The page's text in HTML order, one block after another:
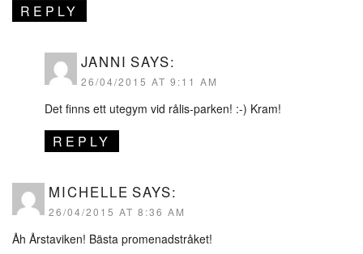
REPLY
JANNI SAYS:
26/04/2015 AT 9:11 AM
Det finns ett utegym vid rålis-parken! :-) Kram!
REPLY
MICHELLE SAYS:
26/04/2015 AT 8:36 AM
Åh Årstaviken! Bästa promenadstråket!